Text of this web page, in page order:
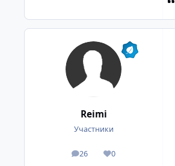
Reimi
Участники
26
посты 0
Репутация